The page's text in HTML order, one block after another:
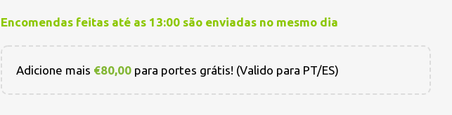
Encomendas feitas até as 13:00 são enviadas no mesmo dia
Adicione mais €80,00 para portes grátis! (Valido para PT/ES)